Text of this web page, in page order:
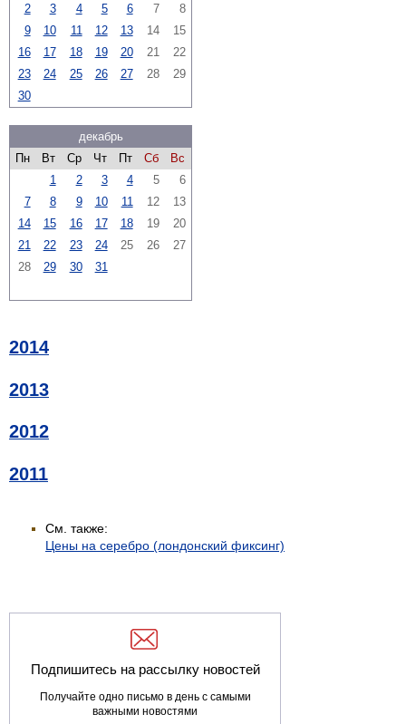
2
3 4 5 6 7
8
9
10 11 12 13 14
15
16
17 18 19 20 21
22
23
24 25 26 27 28
29
30
декабрь
Пн
Вт Ср Чт Пт Сб
Вс
1
2 3 4 5
6
7
8 9 10 11 12
13
14
15 16 17 18 19
20
21
22 23 24 25 26
27
28
29 30 31
2014
2013
2012
2011
См. также:
Цены на серебро (лондонский фиксинг)
Подпишитесь на рассылку новостей
Получайте одно письмо в день с самыми
важными новостями